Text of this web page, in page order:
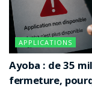
⚖️
Steve
📍 Village
Bangoulap
APPLICATIONS
Ayoba : de 35
fermeture,